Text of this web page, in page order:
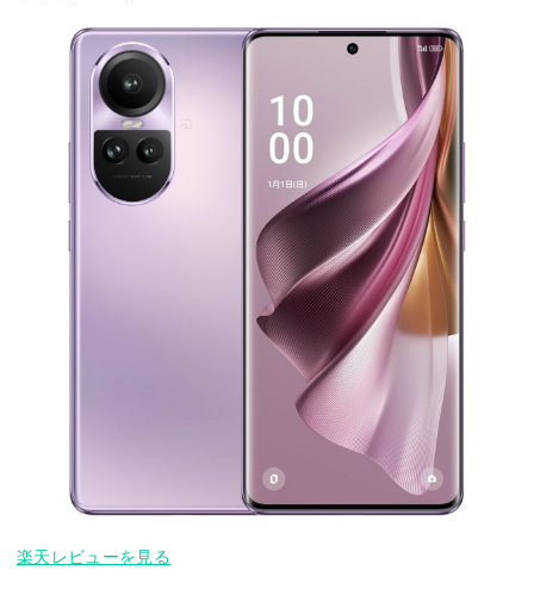
楽天レビューを見る